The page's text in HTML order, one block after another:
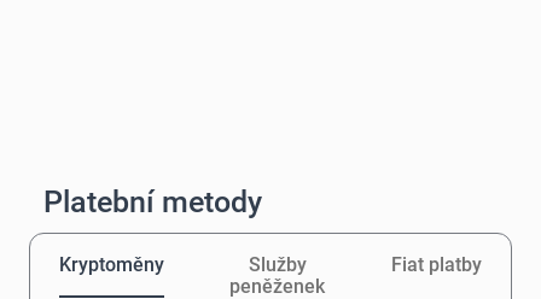
Platební metody
Kryptoměny
Služby
peněženek
Fiat platby